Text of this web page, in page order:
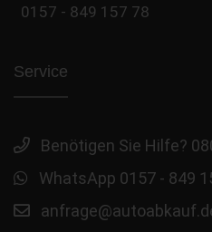
0157 - 849 157 78
Service
Benötigen Sie Hilfe?
WhatsApp 0157 - 849